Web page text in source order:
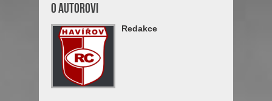
O Autorovi
Redakce